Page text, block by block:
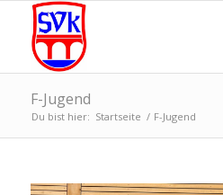
F-Jugend
Du bist hier: Startseite / F-Jugend